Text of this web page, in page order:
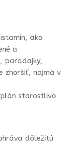
ako
a
paradajky,
zhoršiť, najmä v
starostlivo
dôležitú